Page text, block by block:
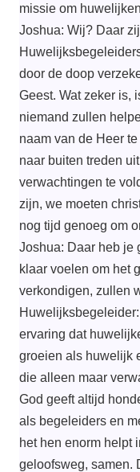
missie om
Joshua: Wij? Daar
door de doop
Geest. Wat zeker is,
niemand zullen
naam van de Heer
naar buiten treden
verwachtingen te
zijn, we moeten
nog tijd genoeg om
Joshua: Daar heb je
klaar voelen om het
verkondigen, zullen
ervaring dat
groeien als huwelijk
die alleen maar
God geeft altijd
als begeleiders en
het hen enorm helpt
geloofsweg, samen.